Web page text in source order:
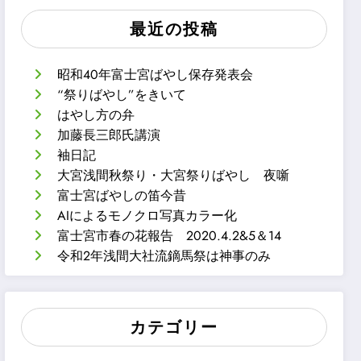
最近の投稿
昭和40年富士宮ばやし保存発表会
“祭りばやし”をきいて
はやし方の弁
加藤長三郎氏講演
袖日記
大宮浅間秋祭り・大宮祭りばやし 夜噺
富士宮ばやしの笛今昔
AIによるモノクロ写真カラー化
富士宮市春の花報告 2020.4.2&5＆14
令和2年浅間大社流鏑馬祭は神事のみ
カテゴリー